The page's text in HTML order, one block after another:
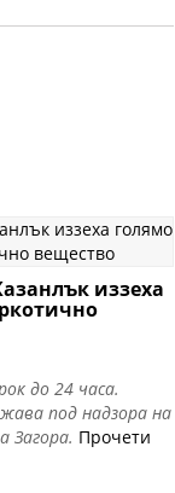
иззеха
до 24 часа.
под надзора на
Загора. Прочети